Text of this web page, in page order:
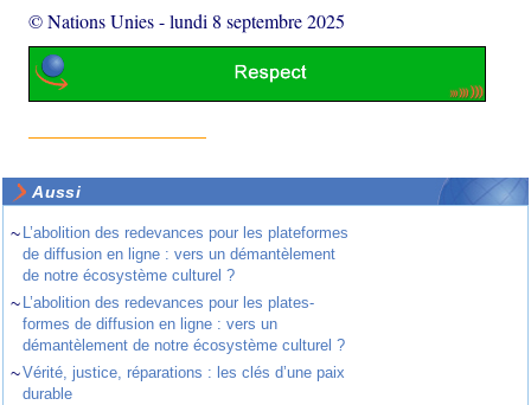
© Nations Unies-lundi 8 septembre 2025
Aussi
~ L’abolition des redevances pour les plateformes
de diffusion en ligne : vers un démantèlement
de notre écosystème culturel ?
~ L’abolition des redevances pour les plates-
formes de diffusion en ligne : vers un
démantèlement de notre écosystème culturel ?
~Vérité, justice, réparations : les clés d’une paix
durable